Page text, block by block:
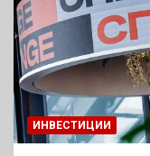
ИНВЕСТИЦИИ